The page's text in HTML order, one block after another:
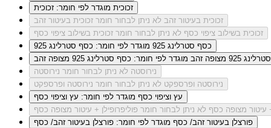
זכוכית מוגדר לפי חומר: זכוכית
זכוכית בעיטור זהב לא ניתן לבחור חומר זכוכית בעיטור זהב
זכוכית בשילוב ציפוי כסף לא ניתן לבחור חומר זכוכית בשילוב ציפוי כסף
כסף סטרלינג 925
מוגדר לפי חומר: כסף סטרלינג 925
925 מצופה זהב
מוגדר לפי חומר: כסף סטרלינג 925 מצופה זהב
נירוסטה לא ניתן לבחור חומר נירוסטה
נירוסטה ופרספקט לא ניתן לבחור חומר נירוסטה ופרספקט
עץ וציפוי כסף מוגדר לפי חומר: עץ וציפוי כסף
עיטור מצופה כסף לא ניתן לבחור חומר פוליפרופילן + עיטור מצופה כסף
פורצלן בעיטור זהב/ כסף מוגדר לפי חומר: פורצלן בעיטור זהב/ כסף